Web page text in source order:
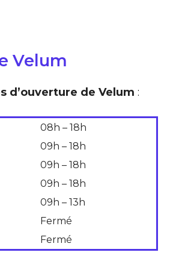
Velum
d’ouverture de Velum :
08h – 18h
09h – 18h
09h – 18h
09h – 18h
09h – 13h
Fermé
Fermé